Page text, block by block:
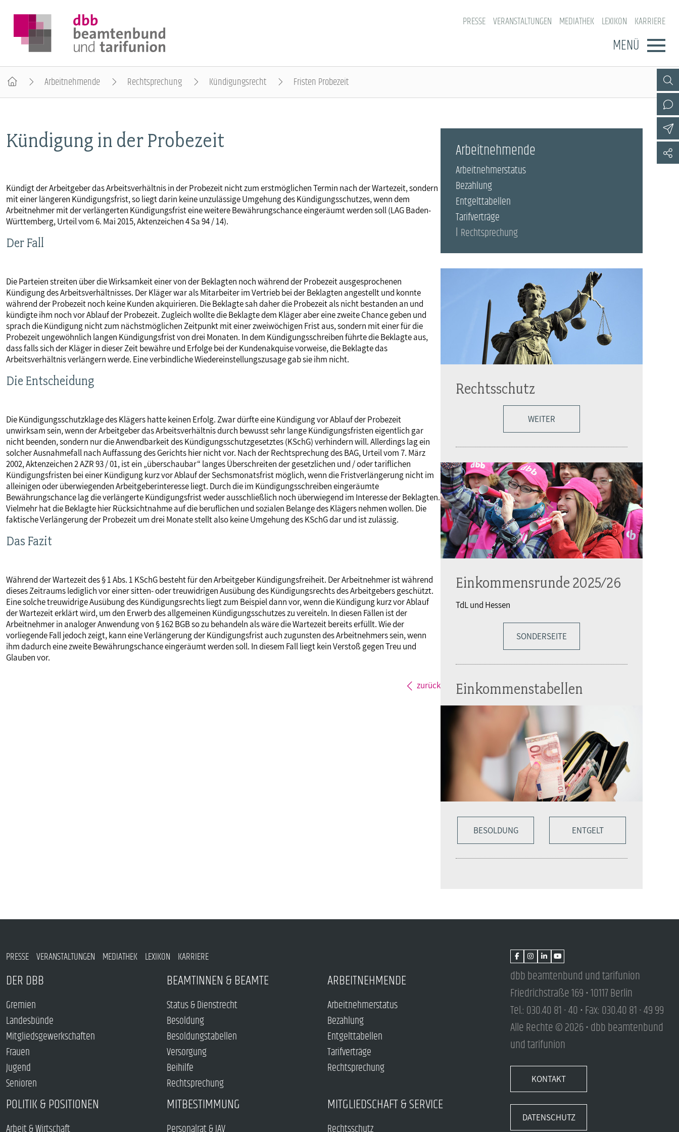
PRESSE VERANSTALTUNGEN MEDIATHEK LEXIKON KARRIERE
MENÜ
Mitgliedsgewerkschaften
Jugend
Senioren
BEAMTINNEN & BEAMTE
Besoldungstabellen
Beihilfe
Rechtsprechung
Entgelttabellen
Rechtsprechung
POLITIK & POSITIONEN
Soziales & Gesundheit
Europa
MITBESTIMMUNG
Schwerbehindertenvertretung
MITGLIEDSCHAFT & SERVICE
Vorteilswelt
Verlag
Arbeitnehmende Rechtsprechung Kündigungsrecht Fristen Probezeit
Kündigung in der Probezeit
Kündigt der Arbeitgeber das Arbeitsverhältnis in der Probezeit nicht zum erstmöglichen Termin nach der Wartezeit, sondern
mit einer längeren Kündigungsfrist, so liegt darin keine unzulässige Umgehung des Kündigungsschutzes, wenn dem
Arbeitnehmer mit der verlängerten Kündigungsfrist eine weitere Bewährungschance eingeräumt werden soll (LAG Baden-
Württemberg, Urteil vom 6. Mai 2015, Aktenzeichen 4 Sa 94 / 14).
Der Fall
Die Parteien streiten über die Wirksamkeit einer von der Beklagten noch während der Probezeit ausgesprochenen
Kündigung des Arbeitsverhältnisses. Der Kläger war als Mitarbeiter im Vertrieb bei der Beklagten angestellt und konnte
während der Probezeit noch keine Kunden akquirieren. Die Beklagte sah daher die Probezeit als nicht bestanden an und
kündigte ihm noch vor Ablauf der Probezeit. Zugleich wollte die Beklagte dem Kläger aber eine zweite Chance geben und
sprach die Kündigung nicht zum nächstmöglichen Zeitpunkt mit einer zweiwöchigen Frist aus, sondern mit einer für die
Probezeit ungewöhnlich langen Kündigungsfrist von drei Monaten. In dem Kündigungsschreiben führte die Beklagte aus,
dass falls sich der Kläger in dieser Zeit bewähre und Erfolge bei der Kundenakquise vorweise, die Beklagte das
Arbeitsverhältnis verlängern werde. Eine verbindliche Wiedereinstellungszusage gab sie ihm nicht.
Die Entscheidung
Die Kündigungsschutzklage des Klägers hatte keinen Erfolg. Zwar dürfte eine Kündigung vor Ablauf der Probezeit
unwirksam sein, wenn der Arbeitgeber das Arbeitsverhältnis durch bewusst sehr lange Kündigungsfristen eigentlich gar
nicht beenden, sondern nur die Anwendbarkeit des Kündigungsschutzgesetztes (KSchG) verhindern will. Allerdings lag ein
solcher Ausnahmefall nach Auffassung des Gerichts hier nicht vor. Nach der Rechtsprechung des BAG, Urteil vom 7. März
2002, Aktenzeichen 2 AZR 93 / 01, ist ein „überschaubar“ langes Überschreiten der gesetzlichen und / oder tariflichen
Kündigungsfristen bei einer Kündigung kurz vor Ablauf der Sechsmonatsfrist möglich, wenn die Fristverlängerung nicht im
alleinigen oder überwiegenden Arbeitgeberinteresse liegt. Durch die im Kündigungsschreiben eingeräumte
Bewährungschance lag die verlängerte Kündigungsfrist weder ausschließlich noch überwiegend im Interesse der Beklagten.
Vielmehr hat die Beklagte hier Rücksichtnahme auf die beruflichen und sozialen Belange des Klägers nehmen wollen. Die
faktische Verlängerung der Probezeit um drei Monate stellt also keine Umgehung des KSchG dar und ist zulässig.
Das Fazit
Während der Wartezeit des § 1 Abs. 1 KSchG besteht für den Arbeitgeber Kündigungsfreiheit. Der Arbeitnehmer ist während
dieses Zeitraums lediglich vor einer sitten- oder treuwidrigen Ausübung des Kündigungsrechts des Arbeitgebers geschützt.
Eine solche treuwidrige Ausübung des Kündigungsrechts liegt zum Beispiel dann vor, wenn die Kündigung kurz vor Ablauf
der Wartezeit erklärt wird, um den Erwerb des allgemeinen Kündigungsschutzes zu vereiteln. In diesen Fällen ist der
Arbeitnehmer in analoger Anwendung von § 162 BGB so zu behandeln als wäre die Wartezeit bereits erfüllt. Wie der
vorliegende Fall jedoch zeigt, kann eine Verlängerung der Kündigungsfrist auch zugunsten des Arbeitnehmers sein, wenn
ihm dadurch eine zweite Bewährungschance eingeräumt werden soll. In diesem Fall liegt kein Verstoß gegen Treu und
Glauben vor.
zurück
Arbeitnehmende
Arbeitnehmerstatus
Bezahlung
Entgelttabellen
Tarifverträge
Rechtsprechung
Rechtsschutz
WEITER
Einkommensrunde 2025/26
TdL und Hessen
SONDERSEITE
Einkommenstabellen
BESOLDUNG ENTGELT
PRESSE VERANSTALTUNGEN MEDIATHEK LEXIKON KARRIERE
DER DBB
Gremien
Landesbünde
Mitgliedsgewerkschaften
Frauen
Jugend
Senioren
BEAMTINNEN & BEAMTE
Status & Dienstrecht
Besoldung
Besoldungstabellen
Versorgung
Beihilfe
Rechtsprechung
ARBEITNEHMENDE
Arbeitnehmerstatus
Bezahlung
Entgelttabellen
Tarifverträge
Rechtsprechung
POLITIK & POSITIONEN MITBESTIMMUNG MITGLIEDSCHAFT & SERVICE
dbb beamtenbund und tarifunion
Friedrichstraße 169 • 10117 Berlin
Tel.: 030.40 81 - 40 • Fax: 030.40 81 - 49 99
Alle Rechte © 2026 • dbb beamtenbund
und tarifunion
KONTAKT
DATENSCHUTZ